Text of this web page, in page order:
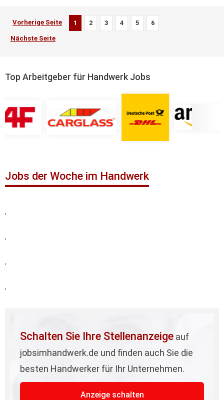
Vorherige Seite 1 2 3 4 5 6
Nächste Seite
Top Arbeitgeber für Handwerk Jobs
Jobs der Woche im Handwerk
,
,
,
,
Schalten Sie Ihre Stellenanzeige auf
jobsimhandwerk.de und finden auch Sie die
besten Handwerker für Ihr Unternehmen.
Anzeige schalten